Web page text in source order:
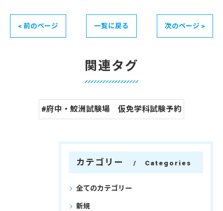
< 前のページ 一覧に戻る 次のページ >
関連タグ
#府中・鮫洲試験場 仮免学科試験予約
カテゴリー Categories
全てのカテゴリー
新規